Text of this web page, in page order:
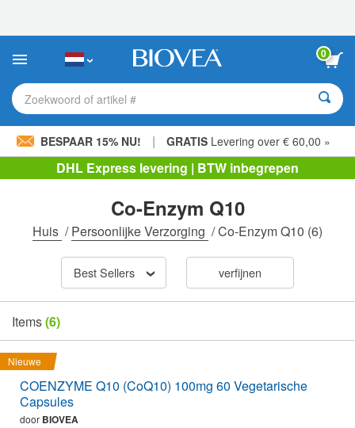
Deze
bevat
toegankelijkheidssysteem.
0
Zoekwoord of artikel #
BESPAAR 15% NU! | GRATIS Levering over € 60,00 »
DHL Express levering | BTW inbegrepen
Co-Enzym Q10
Huis /Persoonlijke Verzorging /Co-Enzym Q10 (6)
Best Sellers verfijnen
Items(6)
Nieuwe
COENZYME Q10 (CoQ10) 100mg 60 Vegetarische
Capsules
door BIOVEA